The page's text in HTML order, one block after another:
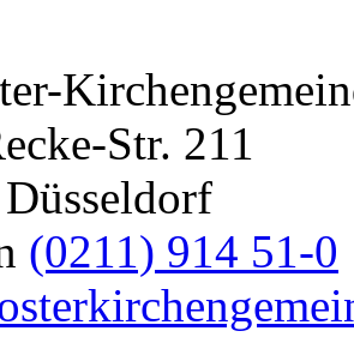
Str. 211
(0211) 914 51-0